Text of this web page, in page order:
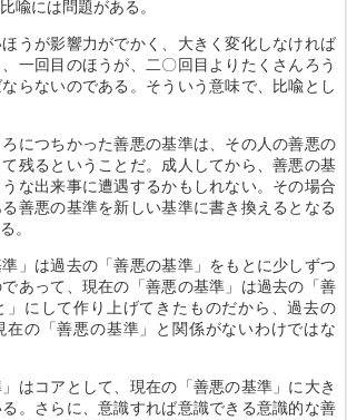
喩には問題がある。
うが影響力がでかく、大きく変化しなければ
一回目のほうが、二〇回目よりたくさんろう
らないのである。そういう意味で、比喩とし
につちかった善悪の基準は、その人の善悪の
残るということだ。成人してから、善悪の基
な出来事に遭遇するかもしれない。その場合
善悪の基準を新しい基準に書き換えるとなる
。
」は過去の「善悪の基準」をもとに少しずつ
あって、現在の「善悪の基準」は過去の「善
」にして作り上げてきたものだから、過去の
在の「善悪の基準」と関係がないわけではな
はコアとして、現在の「善悪の基準」に大き
。さらに、意識すれば意識できる意識的な善